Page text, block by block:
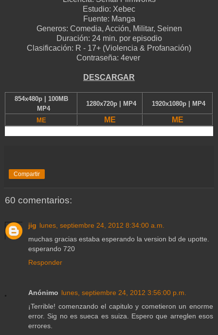
Estudio: Xebec
Fuente: Manga
Generos: Comedia, Acción, Militar, Seinen
Duración: 24 min. por episodio
Clasificación: R - 17+ (Violencia & Profanación)
Contraseña: 4ever
D ESCARGAR
854x480p | 100MB
MP4
1280x720p | MP4 1920x1080p | MP4
ME ME ME
Compartir
60 comentarios:
jig lunes, septiembre 24, 2012 8:34:00 a.m.
muchas gracias estaba esperando la version bd de upotte.
esperando 720
Responder
Anónimo lunes, septiembre 24, 2012 3:56:00 p.m.
¡Terrible! comenzando el capitulo y cometieron un enorme
error. Sig no es sueca es suiza. Espero que arreglen esos
errores.